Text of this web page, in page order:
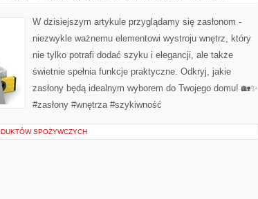
ELEGANCJA
W
DOMU
W dzisiejszym artykule przyglądamy się zasłonom -
niezwykle ważnemu elementowi wystroju wnętrz, który
nie tylko potrafi dodać szyku i elegancji, ale także
świetnie spełnia funkcje praktyczne. Odkryj, jakie
zasłony będą idealnym wyborem do Twojego domu! 🏡✨
#zasłony #wnętrza #szykiwność
SPOŻYWCZYCH